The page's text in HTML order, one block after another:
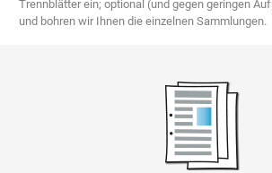
Trennblätter ein; optional (und gegen geringen
und bohren wir Ihnen die einzelnen Sammlungen.